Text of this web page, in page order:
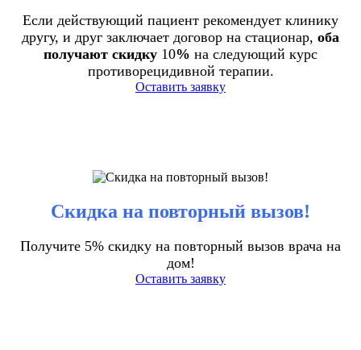
Если действующий пациент рекомендует клинику
другу, и друг заключает договор на стационар, оба
получают скидку 10% на следующий курс
противорецидивной терапии.
Оставить заявку
Скидка на повторный вызов!
Получите 5% скидку на повторный вызов врача на
дом!
Оставить заявку